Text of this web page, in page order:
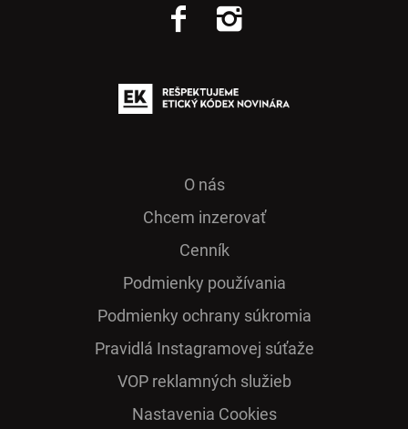
O nás
Chcem inzerovať
Cenník
Podmienky používania
Podmienky ochrany súkromia
Pra­vidlá Ins­ta­gra­mo­vej sú­ťaže
VOP reklamných služieb
Nastavenia Cookies